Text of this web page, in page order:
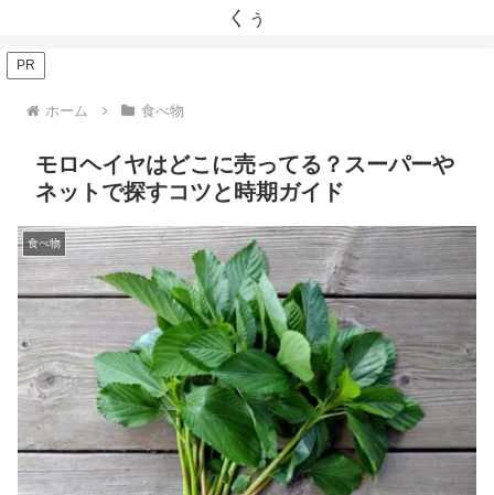
くぅ
PR
ホーム 食べ物
モロヘイヤはどこに売ってる？スーパーや
ネットで探すコツと時期ガイド
食べ物